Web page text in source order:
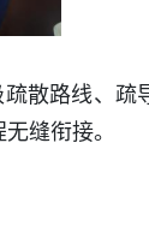
散路线、疏
缝衔接。